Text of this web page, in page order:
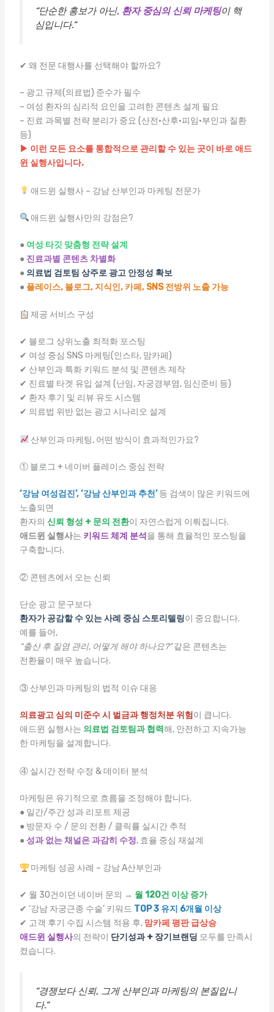
“단순한 홍보가 아닌, 환자 중심의 신뢰 마케팅이 핵
심입니다.”
✔ 왜 전문 대행사를 선택해야 할까요?
– 광고 규제(의료법) 준수가 필수
– 여성 환자의 심리적 요인을 고려한 콘텐츠 설계 필요
– 진료 과목별 전략 분리가 중요 (산전·산후·피임·부인과 질환
등)
▶ 이런 모든 요소를 통합적으로 관리할 수 있는 곳이 바로 애드
윈 실행사입니다.
애드윈 실행사 – 강남 산부인과 마케팅 전문가
애드윈 실행사만의 강점은?
● 여성 타깃 맞춤형 전략 설계
● 진료과별 콘텐츠 차별화
● 의료법 검토팀 상주로 광고 안정성 확보
● 플레이스, 블로그, 지식인, 카페, SNS 전방위 노출 가능
제공 서비스 구성
✔ 블로그 상위노출 최적화 포스팅
✔ 여성 중심 SNS 마케팅(인스타, 맘카페)
✔ 산부인과 특화 키워드 분석 및 콘텐츠 제작
✔ 진료별 타겟 유입 설계 (난임, 자궁경부염, 임신준비 등)
✔ 환자 후기 및 리뷰 유도 시스템
✔ 의료법 위반 없는 광고 시나리오 설계
산부인과 마케팅, 어떤 방식이 효과적인가요?
① 블로그 + 네이버 플레이스 중심 전략
‘강남 여성검진’, ‘강남 산부인과 추천’등 검색이 많은 키워드에
노출되면
환자의 신뢰 형성 + 문의 전환이 자연스럽게 이뤄집니다.
애드윈 실행사는 키워드 체계 분석 을 통해 효율적인 포스팅을
구축합니다.
② 콘텐츠에서 오는 신뢰
단순 광고 문구보다
환자가 공감할 수 있는 사례 중심 스토리텔링이 중요합니다.
예를 들어,
“출산 후 질염 관리, 어떻게 해야 하나요?”같은 콘텐츠는
전환율이 매우 높습니다.
③ 산부인과 마케팅의 법적 이슈 대응
의료광고 심의 미준수 시 벌금과 행정처분 위험이 큽니다.
애드윈 실행사는 의료법 검토팀과 협력해, 안전하고 지속가능
한 마케팅을 설계합니다.
④ 실시간 전략 수정 & 데이터 분석
마케팅은 유기적으로 흐름을 조정해야 합니다.
● 일간/주간 성과 리포트 제공
● 방문자 수 / 문의 전환 / 클릭률 실시간 추적
● 성과 없는 채널은 과감히 수정, 효율 중심 재설계
마케팅 성공 사례 – 강남 A산부인과
✔ 월 30건이던 네이버 문의 → 월 120건 이상 증가
✔ ‘강남 자궁근종 수술’ 키워드 TOP 3 유지 6개월 이상
✔ 고객 후기 수집 시스템 적용 후, 맘카페 평판 급상승
애드윈 실행사의 전략이 단기성과 + 장기브랜딩 모두를 만족시
켰습니다.
“경쟁보다 신뢰, 그게 산부인과 마케팅의 본질입니
다.”